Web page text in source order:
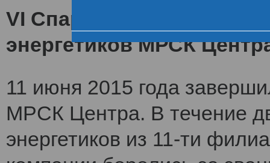
VI Спартакиада
энергетиков МРСК
11 июня 2015 года
МРСК Центра. В течение
энергетиков из 11-ти